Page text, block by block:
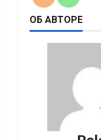
ОБ АВТОРЕ